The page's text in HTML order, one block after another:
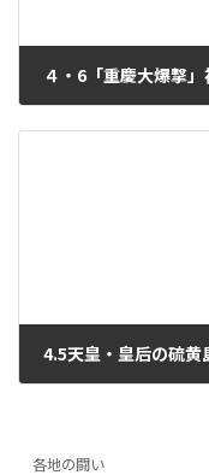
４・6「重慶大爆撃
4.5天皇・皇后の硫黄
各地の闘い